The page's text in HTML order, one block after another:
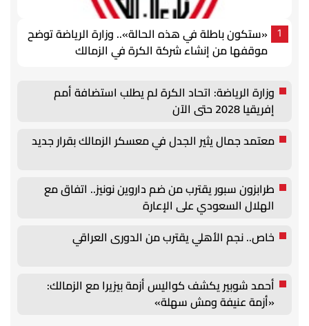
1
«ستكون باطلة في هذه الحالة».. وزارة الرياضة توضح
موقفها من إنشاء شركة الكرة في الزمالك
وزارة الرياضة: اتحاد الكرة لم يطلب استضافة أمم
إفريقيا 2028 حتى الآن
معتمد جمال يثير الجدل في معسكر الزمالك بقرار جديد
طرابزون سبور يقترب من ضم داروين نونيز.. اتفاق مع
الهلال السعودي على الإعارة
خاص.. نجم الأهلي يقترب من الدورى العراقي
أحمد شوبير يكشف كواليس أزمة بيزيرا مع الزمالك:
«أزمة عنيفة ومش سهلة»